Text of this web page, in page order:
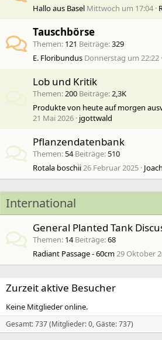
Hallo aus Basel Mittwoch um 17:04
Tauschbörse
Themen 121 Beiträge 329
E. Floribundus Donnerstag um 22:22
Lob und Kritik
Themen 200 Beiträge 2,3K
Produkte von heute auf morgen
21 Mai 2026 jgottwald
Pflanzendatenbank
Themen 54 Beiträge 510
Rotala boschii26 Februar 2025
International
General Planted Tank
Themen 14 Beiträge 68
Radiant Passage - 60cm29 Oktober
Zurzeit aktive Besucher
Keine Mitglieder online.
Gesamt: 737 (Mitglieder: 0, Gäste: 737)